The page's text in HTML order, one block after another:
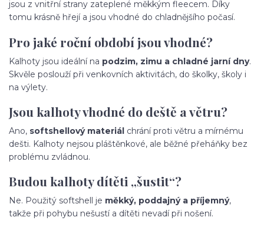
jsou z vnitřní strany zateplené měkkým fleecem. Díky
tomu krásně hřejí a jsou vhodné do chladnějšího počasí.
Pro jaké roční období jsou vhodné?
Kalhoty jsou ideální na podzim, zimu a chladné jarní dny.
Skvěle poslouží při venkovních aktivitách, do školky, školy i
na výlety.
Jsou kalhoty vhodné do deště a větru?
Ano, softshellový materiál chrání proti větru a mírnému
dešti. Kalhoty nejsou pláštěnkové, ale běžné přeháňky bez
problému zvládnou.
Budou kalhoty dítěti „šustit“?
Ne. Použitý softshell je měkký, poddajný a příjemný,
takže při pohybu nešustí a dítěti nevadí při nošení.